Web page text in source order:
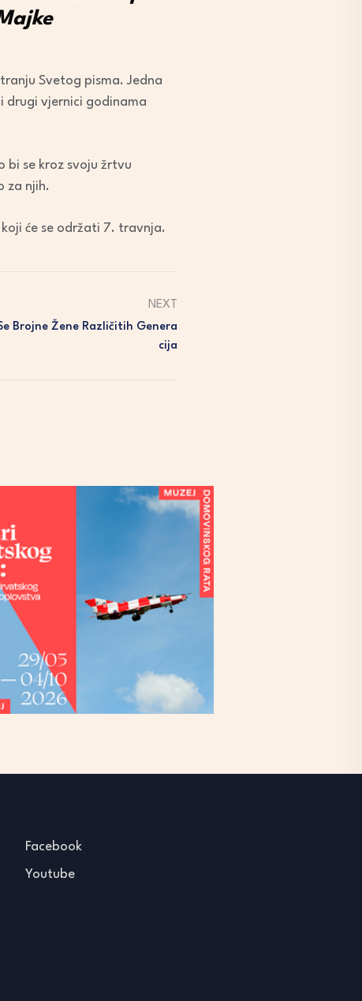
Svetog pisma. Jedna
drugi vjernici godinama
bi se kroz svoju žrtvu
za njih.
će se održati 7. travnja.
NEXT
Brojne Žene Različitih Genera
Cija
Facebook
Youtube